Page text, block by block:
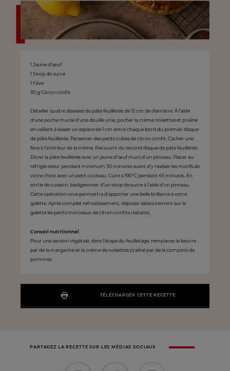
TÉLÉCHARGER CETTE RECETTE
1 Jaune d’œuf
1 Sirop de sucre
1 Fève
30 g Citron confit
Détailler quatre abaisses de pâte feuilletée de 12 cm de diamètre. À l’aide
d’une poche munie d’une douille unie, pocher la crème noisettes et praliné
en veillant à laisser un espace de 1 cm entre chaque bord du premier disque
de pâte feuilletée. Parsemer des petits cubes de citron confit. Cacher une
fève à l’intérieur de la crème. Recouvrir du second disque de pâte feuilletée.
Dorer la pâte feuilletée avec un jaune d’œuf muni d’un pinceau. Placer au
réfrigérateur pendant minimum 30 minutes avant d’y réaliser les motifs de
votre choix avec un petit couteau. Cuire à 190°C pendant 45 minutes. En
sortie de cuisson, badigeonner d’un sirop de sucre à l’aide d’un pinceau.
Cette opération vous permettra d’apporter une belle brillance à votre
galette. Après complet refroidissement, déposer aléatoirement sur la
galette les petits morceaux de citron confits restants.
Conseil nutritionnel
Pour une version végétale, dans l’étape du feuilletage, remplacez le beurre
par de la margarine et la crème de noisettes praliné par de la compote de
pommes.
PARTAGEZ LA RECETTE SUR LES MÉDIAS SOCIAUX